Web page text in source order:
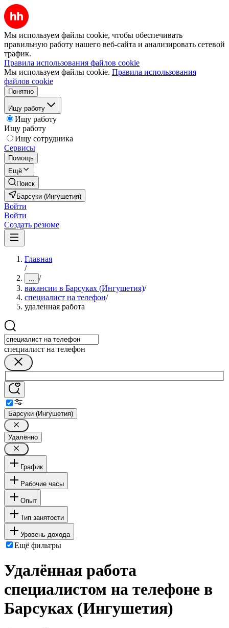
Мы используем файлы cookie, чтобы обеспечивать
правильную работу нашего веб-сайта и анализировать сетевой
трафик.
Правила использования файлов cookie
Мы используем файлы cookie. Правила использования
файлов cookie
Понятно
Ищу работу
Ищу работу
Ищу работу
Ищу сотрудника
Сервисы
Помощь
Ещё
Поиск
Барсуки (Ингушетия)
Войти
Войти
Создать резюме
Главная
/
... /
вакансии в Барсуках (Ингушетия)/
специалист на телефон/
удаленная работа
специалист на телефон
Барсуки (Ингушетия)
Удалённо
График
Рабочие часы
Опыт
Тип занятости
Уровень дохода
Ещё фильтры
Удалённая работа
специалистом на телефоне в
Барсуках (Ингушетия)